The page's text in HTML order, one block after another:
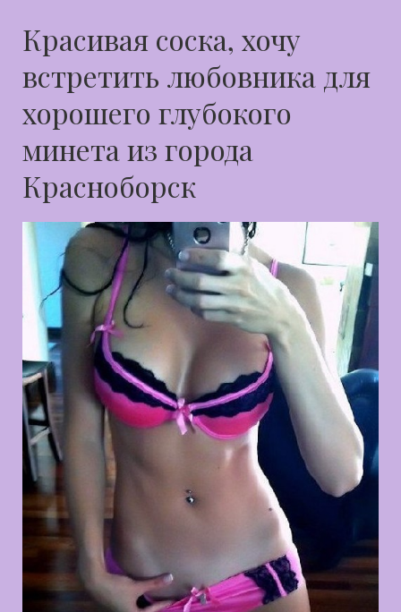
Красивая соска, хочу
встретить любовника для
хорошего глубокого
минета из города
Красноборск